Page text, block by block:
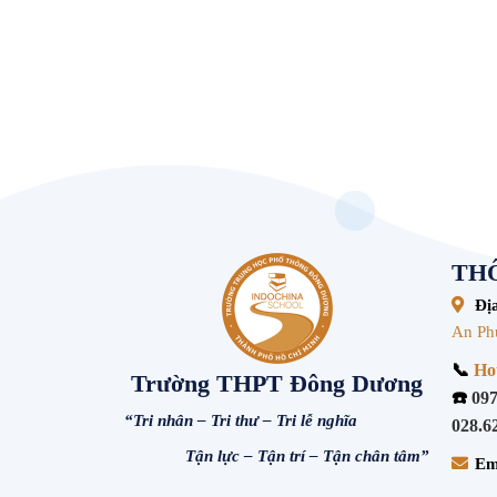
Trường THPT Đông Dương
“Tri nhân – Tri thư – Tri lễ nghĩa
Tận lực – Tận trí – Tận chân tâm”
An
📞
☎️